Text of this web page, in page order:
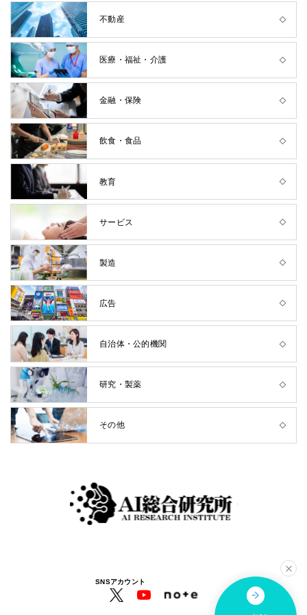
SNSアカウント
不動産
医療・福祉・介護
金融・保険
飲食・食品
教育
サービス
製造
広告
自治体・公的機関
研究・製薬
その他